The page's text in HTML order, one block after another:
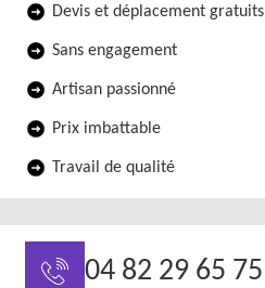
Devis et déplacement gratuits
Sans engagement
Artisan passionné
Prix imbattable
Travail de qualité
04 82 29 65 75